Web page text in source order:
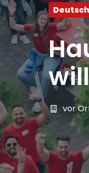
Deutsch
vor